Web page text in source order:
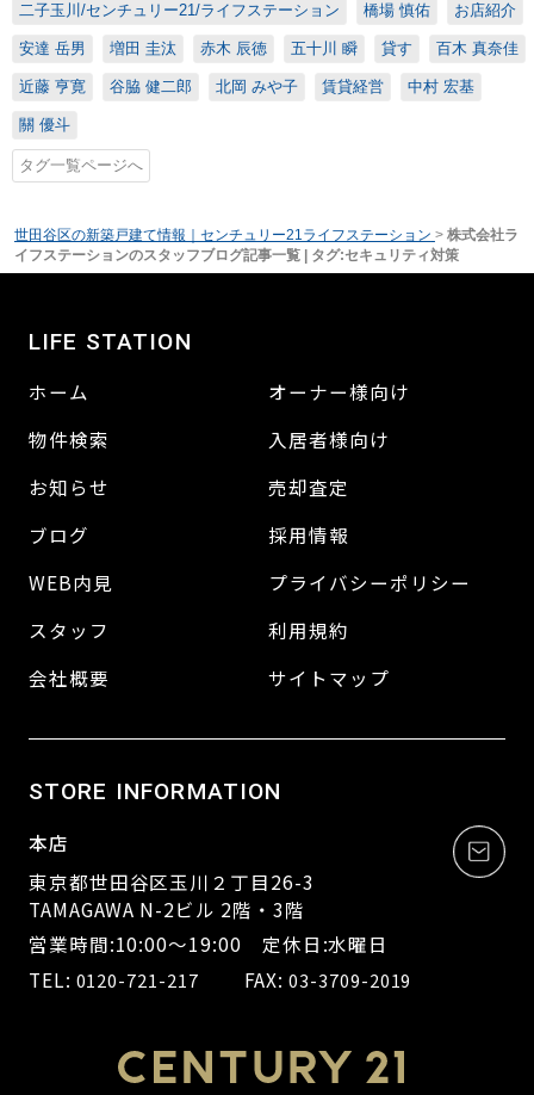
二子玉川/センチュリー21/ライフステーション 橋場 慎佑 お店紹介
安達 岳男 増田 圭汰 赤木 辰徳 五十川 瞬 貸す 百木 真奈佳
近藤 亨寛 谷脇 健二郎 北岡 みや子 賃貸経営 中村 宏基
關 優斗
タグ一覧ページへ
世田谷区の新築戸建て情報｜センチュリー21ライフステーション > 株式会社ラ
イフステーションのスタッフブログ記事一覧 | タグ:セキュリティ対策
LIFE STATION
ホーム
物件検索
お知らせ
ブログ
WEB内見
スタッフ
会社概要
オーナー様向け
入居者様向け
売却査定
採用情報
プライバシーポリシー
利用規約
サイトマップ
STORE INFORMATION
本店
東京都世田谷区玉川２丁目26-3
TAMAGAWA N-2ビル 2階・3階
営業時間:10:00～19:00 定休日:水曜日
TEL: 0120-721-217 FAX:03-3709-2019